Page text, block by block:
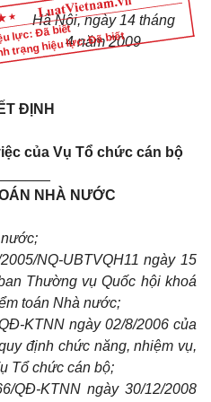
lực: Đã biết
trạng hiệu lực: Đã biết
Hà Nội, ngày 14 tháng
4 năm 2009
ĐỊNH
của Vụ Tổ chức cán bộ
NHÀ NƯỚC
NQ-UBTVQH11 ngày 15
Thường vụ Quốc hội khoá
toán Nhà nước;
KTNN ngày 02/8/2006 của
định chức năng, nhiệm vụ,
Tổ chức cán bộ;
QĐ-KTNN ngày 30/12/2008